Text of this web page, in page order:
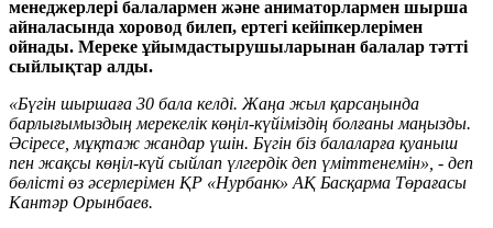
менеджерлері балалармен және аниматорлармен шырша
айналасында хоровод билеп, ертегі кейіпкерлерімен
ойнады. Мереке ұйымдастырушыларынан балалар тәтті
сыйлықтар алды.
«Бүгін шыршаға 30 бала келді. Жаңа жыл қарсаңында
барлығымыздың мерекелік көңіл-күйіміздің болғаны маңызды.
Әсіресе, мұқтаж жандар үшін. Бүгін біз балаларға қуаныш
пен жақсы көңіл-күй сыйлап үлгердік деп үміттенемін», - деп
бөлісті өз әсерлерімен ҚР «Нурбанк» АҚ Басқарма Төрағасы
Кантәр Орынбаев.